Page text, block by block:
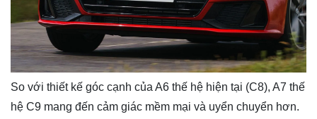
So với thiết kế góc cạnh của A6 thế hệ hiện tại (C8), A7 thế
hệ C9 mang đến cảm giác mềm mại và uyển chuyển hơn.